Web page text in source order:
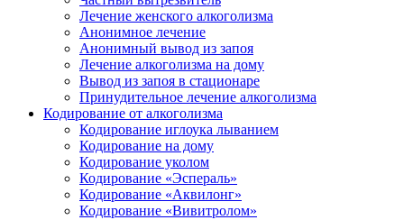
Лечение женского алкоголизма
Анонимное лечение
Анонимный вывод из запоя
Лечение алкоголизма на дому
Вывод из запоя в стационаре
Принудительное лечение алкоголизма
Кодирование от алкоголизма
Кодирование иглоука лыванием
Кодирование на дому
Кодирование уколом
Кодирование «Эспераль»
Кодирование «Аквилонг»
Кодирование «Вивитролом»